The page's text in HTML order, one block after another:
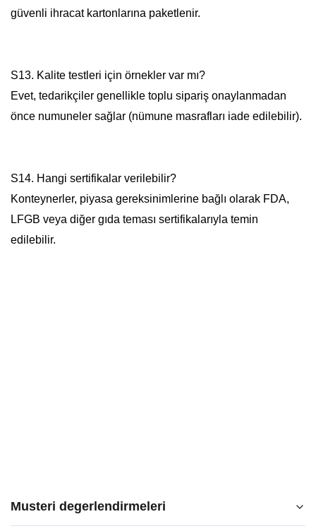
güvenli ihracat kartonlarına paketlenir.
S13. Kalite testleri için örnekler var mı?
Evet, tedarikçiler genellikle toplu sipariş onaylanmadan
önce numuneler sağlar (nümune masrafları iade edilebilir).
S14. Hangi sertifikalar verilebilir?
Konteynerler, piyasa gereksinimlerine bağlı olarak FDA,
LFGB veya diğer gıda teması sertifikalarıyla temin
edilebilir.
Musteri degerlendirmeleri